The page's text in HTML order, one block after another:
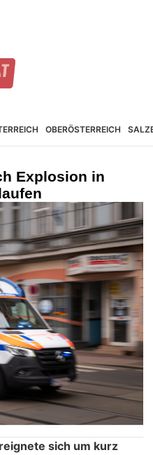
OBER­ÖSTERREICH
Explosion in
sich um kurz